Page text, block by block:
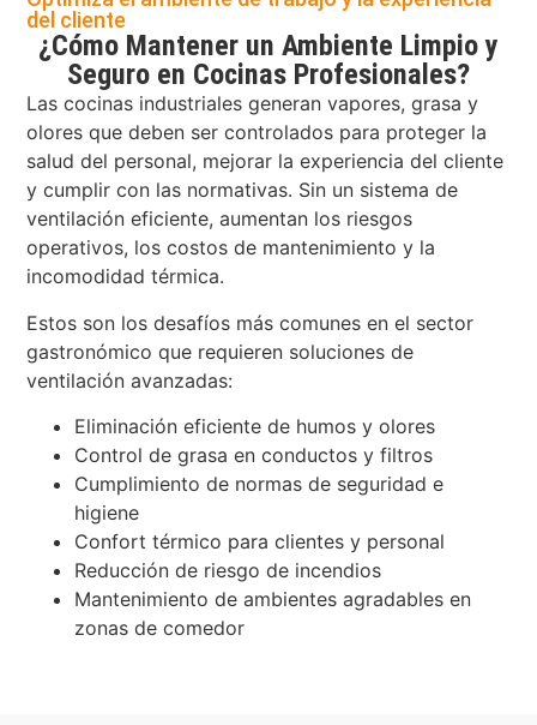
del cliente
¿Cómo Mantener un Ambiente Limpio y
Seguro en Cocinas Profesionales?
Las cocinas industriales generan vapores, grasa y
olores que deben ser controlados para proteger la
salud del personal, mejorar la experiencia del cliente
y cumplir con las normativas. Sin un sistema de
ventilación eficiente, aumentan los riesgos
operativos, los costos de mantenimiento y la
incomodidad térmica.
Estos son los desafíos más comunes en el sector
gastronómico que requieren soluciones de
ventilación avanzadas:
Eliminación eficiente de humos y olores
Control de grasa en conductos y filtros
Cumplimiento de normas de seguridad e
higiene
Confort térmico para clientes y personal
Reducción de riesgo de incendios
Mantenimiento de ambientes agradables en
zonas de comedor